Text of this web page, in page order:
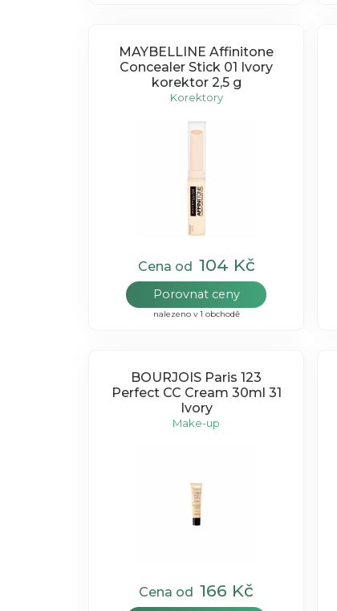
MAYBELLINE Affinitone
Concealer Stick 01 Ivory
korektor 2,5 g
Korektory
Cena od 104 Kč
Porovnat ceny
nalezeno v 1 obchodě
BOURJOIS Paris 123
Perfect CC Cream 30ml 31
Ivory
Make-up
Cena od 166 Kč